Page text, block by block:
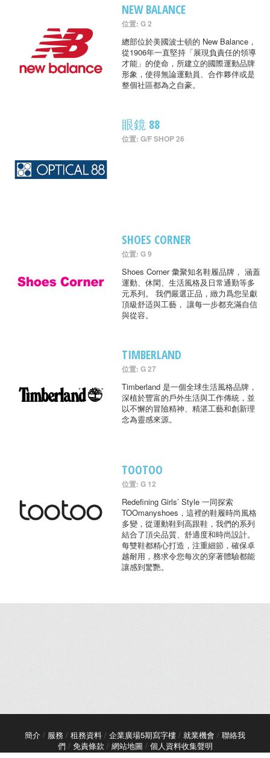
NEW BALANCE
位置: G 2
總部位於美國波士頓的 New Balance，
從1906年一直堅持「展現負責任的領導
才能」的使命，所建立的國際運動品牌
形象，使得無論運動員、合作夥伴或是
整個社區都為之自豪。
眼鏡 88
位置: G/F SHOP 26
SHOES CORNER
位置: G 9
Shoes Corner 彙聚知名鞋履品牌， 涵蓋
運動、休閑、生活風格及日常通勤等多
元系列。 我們嚴選正品，緻力爲您呈獻
頂級舒适與工藝， 讓每一步都充滿自信
與從容。
TIMBERLAND
位置: G 27
Timberland 是一個全球生活風格品牌，
深植於豐富的戶外生活與工作傳統，並
以不懈的冒險精神、精湛工藝和創新理
念為靈感來源。
TOOTOO
位置: G 12
Redefining Girls’ Style 一同探索
TOOmanyshoes，這裡的鞋履時尚風格
多變，從運動鞋到高跟鞋，我們的系列
結合了頂尖品質、舒適度和時尚設計。
每雙鞋都精心打造，注重細節，確保卓
越耐用，務求令您每次的穿著體驗都能
讓感到驚艷。
簡介 / 服務 / 租務資料 / 企業廣場5期寫字樓 / 就業機會 / 聯絡我
們 / 免責條款 / 網站地圖 / 個人資料收集聲明